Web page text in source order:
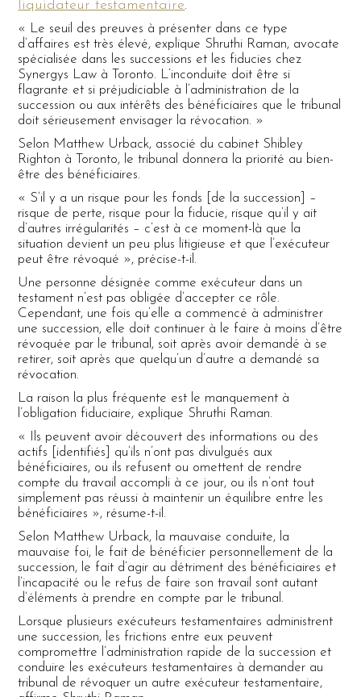
liquidateur testamentaire.
« Le seuil des preuves à présenter dans ce type
d’affaires est très élevé, explique Shruthi Raman, avocate
spécialisée dans les successions et les fiducies chez
Synergys Law à Toronto. L’inconduite doit être si
flagrante et si préjudiciable à l’administration de la
succession ou aux intérêts des bénéficiaires que le tribunal
doit sérieusement envisager la révocation. »
Selon Matthew Urback, associé du cabinet Shibley
Righton à Toronto, le tribunal donnera la priorité au bien-
être des bénéficiaires.
« S’il y a un risque pour les fonds [de la succession] –
risque de perte, risque pour la fiducie, risque qu’il y ait
d’autres irrégularités – c’est à ce moment-là que la
situation devient un peu plus litigieuse et que l’exécuteur
peut être révoqué », précise-t-il.
Une personne désignée comme exécuteur dans un
testament n’est pas obligée d’accepter ce rôle.
Cependant, une fois qu’elle a commencé à administrer
une succession, elle doit continuer à le faire à moins d’être
révoquée par le tribunal, soit après avoir demandé à se
retirer, soit après que quelqu’un d’autre a demandé sa
révocation.
La raison la plus fréquente est le manquement à
l’obligation fiduciaire, explique Shruthi Raman.
« Ils peuvent avoir découvert des informations ou des
actifs [identifiés] qu’ils n’ont pas divulgués aux
bénéficiaires, ou ils refusent ou omettent de rendre
compte du travail accompli à ce jour, ou ils n’ont tout
simplement pas réussi à maintenir un équilibre entre les
bénéficiaires », résume-t-il.
Selon Matthew Urback, la mauvaise conduite, la
mauvaise foi, le fait de bénéficier personnellement de la
succession, le fait d’agir au détriment des bénéficiaires et
l’incapacité ou le refus de faire son travail sont autant
d’éléments à prendre en compte par le tribunal.
Lorsque plusieurs exécuteurs testamentaires administrent
une succession, les frictions entre eux peuvent
compromettre l’administration rapide de la succession et
conduire les exécuteurs testamentaires à demander au
tribunal de révoquer un autre exécuteur testamentaire,